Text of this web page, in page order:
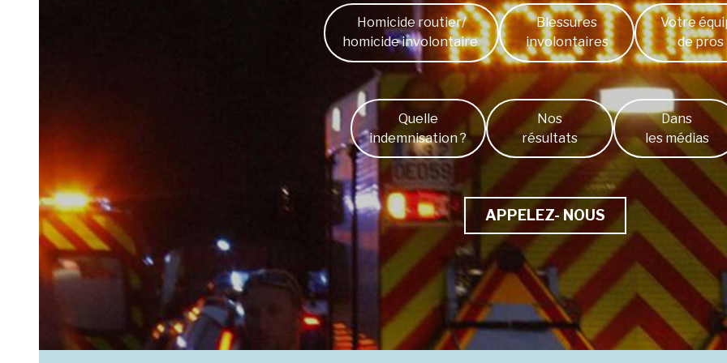
Homicide routier/
homicide involontaire
Blessures
involontaires
Votre
de pros
Quelle
indemnisation ?
Nos
résultats
Dans
les médias
APPELEZ- NOUS